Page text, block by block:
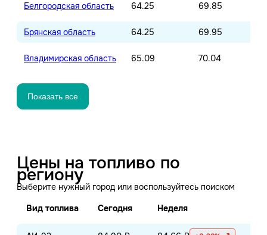
Белгородская область 64.25 69.85
Брянская область 64.25 69.95
Владимирская область 65.09 70.04
Показать все
Цены на топливо по
региону
Выберите нужный город или воспользуйтесь поиском
Вид топлива
Сегодня Неделя